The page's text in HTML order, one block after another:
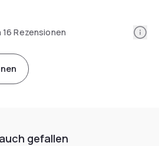
16 Rezensionen
gefallen